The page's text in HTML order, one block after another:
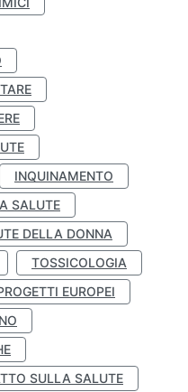
INQUINAMENTO
SALUTE
DELLA DONNA
TOSSICOLOGIA
EUROPEI
SULLA SALUTE